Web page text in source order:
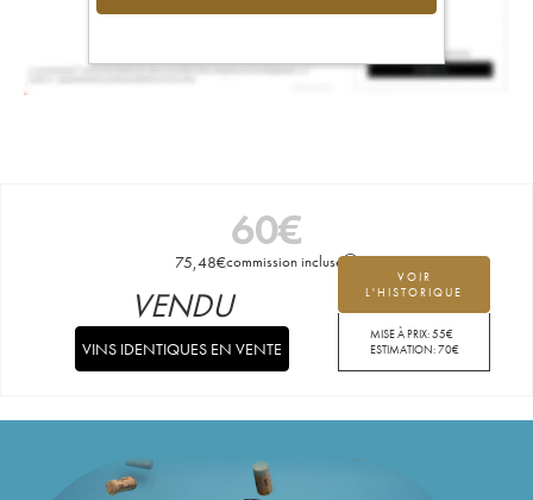
60€
75,48€commission incluse
VOIR
L'HISTORIQUE
MISE À PRIX:55€
ESTIMATION:70€
VENDU
VINS IDENTIQUES EN VENTE